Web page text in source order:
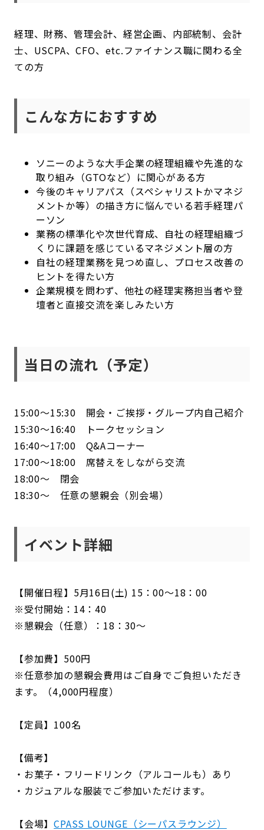
経理、財務、管理会計、経営企画、内部統制、会計
士、USCPA、CFO、etc.ファイナンス職に関わる全
ての方
こんな方におすすめ
ソニーのような大手企業の経理組織や先進的な
取り組み（GTOなど）に関心がある方
今後のキャリアパス（スペシャリストかマネジ
メントか等）の描き方に悩んでいる若手経理パ
ーソン
業務の標準化や次世代育成、自社の経理組織づ
くりに課題を感じているマネジメント層の方
自社の経理業務を見つめ直し、プロセス改善の
ヒントを得たい方
企業規模を問わず、他社の経理実務担当者や登
壇者と直接交流を楽しみたい方
当日の流れ（予定）
15:00～15:30 開会・ご挨拶・グループ内自己紹介
15:30～16:40 トークセッション
16:40～17:00 Q&Aコーナー
17:00～18:00 席替えをしながら交流
18:00～ 閉会
18:30～ 任意の懇親会（別会場）
イベント詳細
【開催日程】5月16日(土) 15：00〜18：00
※受付開始：14：40
※懇親会（任意）：18：30～
【参加費】500円
※任意参加の懇親会費用はご自身でご負担いただき
ます。（4,000円程度）
【定員】100名
【備考】
・お菓子・フリードリンク（アルコールも）あり
・カジュアルな服装でご参加いただけます。
【会場】CPASS LOUNGE（シーパスラウンジ）